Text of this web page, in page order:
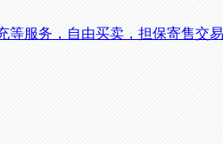
服务，自由买卖，担保寄售交